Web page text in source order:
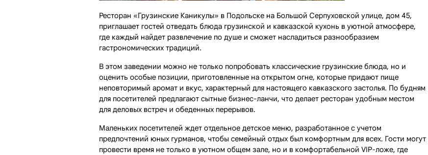
Ресторан «Грузинские Каникулы» в Подольске на Большой Серпуховской улице, дом 45,
приглашает гостей отведать блюда грузинской и кавказской кухонь в уютной атмосфере,
где каждый найдет развлечение по душе и сможет насладиться разнообразием
гастрономических традиций.
В этом заведении можно не только попробовать классические грузинские блюда, но и
оценить особые позиции, приготовленные на открытом огне, которые придают пище
неповторимый аромат и вкус, характерный для настоящего кавказского застолья. По будням
для посетителей предлагают сытные бизнес-ланчи, что делает ресторан удобным местом
для деловых встреч и обеденных перерывов.
Маленьких посетителей ждет отдельное детское меню, разработанное с учетом
предпочтений юных гурманов, чтобы семейный отдых был комфортным для всех. Гости могут
провести время не только в уютном общем зале, но и в комфортабельной VIP-ложе, где